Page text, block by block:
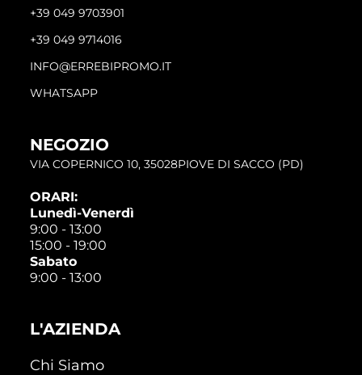
+39 049 9703901
+39 049 9714016
INFO@ERREBIPROMO.IT
WHATSAPP
NEGOZIO
VIA COPERNICO 10, 35028PIOVE DI SACCO (PD)
ORARI:
Lunedì-Venerdì
9:00 - 13:00
15:00 - 19:00
Sabato
9:00 - 13:00
L'AZIENDA
Chi Siamo